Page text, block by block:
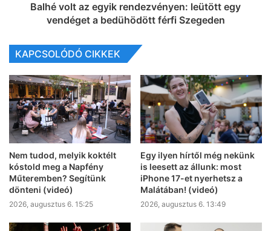
Balhé volt az egyik rendezvényen: leütött egy
vendéget a bedühödött férfi Szegeden
KAPCSOLÓDÓ CIKKEK
Nem tudod, melyik koktélt
kóstold meg a Napfény
Műteremben? Segítünk
dönteni (videó)
2026, augusztus 6. 15:25
Egy ilyen hírtől még nekünk
is leesett az állunk: most
iPhone 17-et nyerhetsz a
Malátában! (videó)
2026, augusztus 6. 13:49